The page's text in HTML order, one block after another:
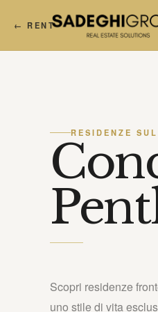
← RENT
RESIDENZE
Scopri residenze
uno stile di vita